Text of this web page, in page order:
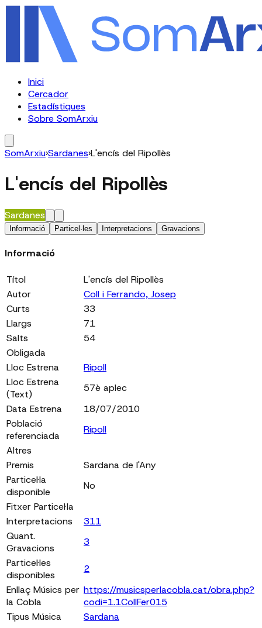
Inici
Cercador
Estadístiques
Sobre SomArxiu
SomArxiu›Sardanes›L'encís del Ripollès
L'encís del Ripollès
Sardanes
Informació Particel·les Interpretacions Gravacions
Informació
Títol
L'encís del Ripollès
Autor
Coll i Ferrando, Josep
Curts
33
Llargs
71
Salts
54
Obligada
Lloc Estrena
Ripoll
Lloc Estrena
(Text)
57è aplec
Data Estrena
18/07/2010
Població
referenciada
Ripoll
Altres
Premis
Sardana de l'Any
Particel·la
disponible
No
Fitxer Particel·la
Interpretacions
311
Quant.
Gravacions
3
Particel·les
disponibles
2
Enllaç Músics per
la Cobla
https://musicsperlacobla.cat/obra.php?
codi=1.1CollFer015
Tipus Música
Sardana